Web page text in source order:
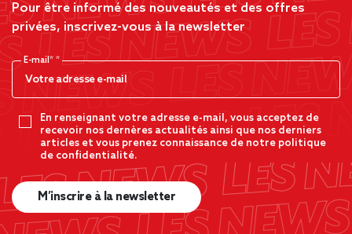
Pour être informé des nouveautés et des offres
privées, inscrivez-vous à la newsletter
E-mail*
En renseignant votre adresse e-mail, vous acceptez de
recevoir nos dernères actualités ainsi que nos derniers
articles et vous prenez connaissance de notre politique
de confidentialité.
M’inscrire à la newsletter